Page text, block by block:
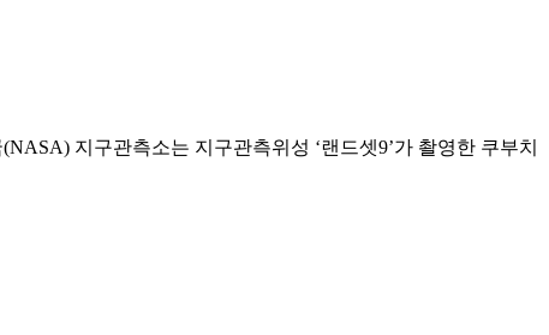
지구관측소는 지구관측위성 ‘랜드셋9’가 촬영한 쿠부치